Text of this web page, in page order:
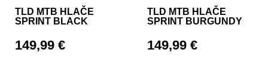
TLD MTB HLAČE
SPRINT BLACK
149,99€
TLD MTB HLAČE
SPRINT BURGUNDY
149,99 €